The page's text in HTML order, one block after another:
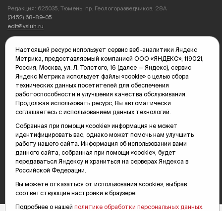
Редакция: 625035, Тюмень, пр. Геологоразведчиков, 28А
(3452) 68-89-05
edit@vsluh.ru
kika@vsluh.ru
По вопросам рекламы:
(3452) 68-89-78
kotovaev@sibinformburo.ru
mim@vsluh.ru
© 2000-2026 Тюменская интернет-газета «Вслух.ру»
Настоящий ресурс использует сервис веб-аналитики Яндекс
Метрика, предоставляемый компанией ООО «ЯНДЕКС», 119021,
Россия, Москва, ул. Л. Толстого, 16 (далее — Яндекс), сервис
Яндекс Метрика использует файлы «cookie» с целью сбора
технических данных посетителей для обеспечения
работоспособности и улучшения качества обслуживания.
Продолжая использовать ресурс, Вы автоматически
соглашаетесь с использованием данных технологий.
Собранная при помощи «cookie» информация не может
идентифицировать вас, однако может помочь нам улучшить
работу нашего сайта. Информация об использовании вами
данного сайта, собранная при помощи «cookie», будет
передаваться Яндексу и храниться на серверах Яндекса в
Российской Федерации.
Вы можете отказаться от использования «cookie», выбрав
соответствующие настройки в браузере.
Подробнее о нашей политике обработки персональных данных